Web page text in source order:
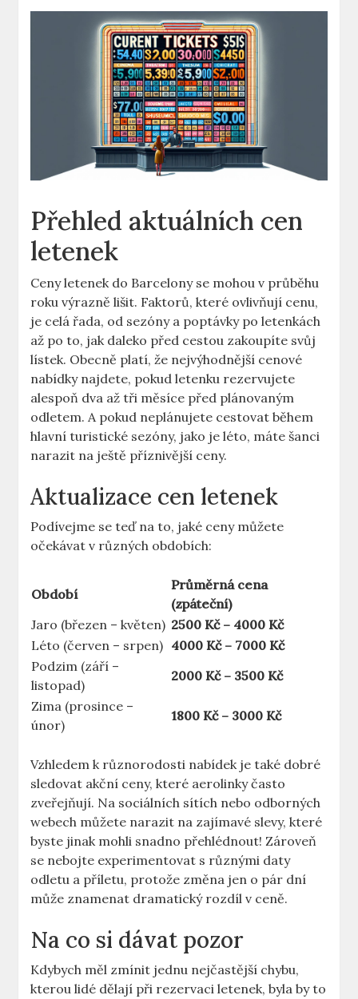
Přehled aktuálních cen
letenek
Ceny letenek do Barcelony se mohou v průběhu
roku výrazně lišit. Faktorů, které ovlivňují cenu,
je celá řada, od sezóny a poptávky po letenkách
až po to, jak daleko před cestou zakoupíte svůj
lístek. Obecně platí, že nejvýhodnější cenové
nabídky najdete, pokud letenku rezervujete
alespoň dva až tři měsíce před plánovaným
odletem. A pokud neplánujete cestovat během
hlavní turistické sezóny, jako je léto, máte šanci
narazit na ještě příznivější ceny.
Aktualizace cen letenek
Podívejme se teď na to, jaké ceny můžete
očekávat v různých obdobích:
Období
Průměrná cena
(zpáteční)
Jaro (březen – květen) 2500 Kč – 4000 Kč
Léto (červen – srpen) 4000 Kč – 7000 Kč
Podzim (září –
listopad)
2000 Kč – 3500 Kč
Zima (prosince –
únor)
1800 Kč – 3000 Kč
Vzhledem k různorodosti nabídek je také dobré
sledovat akční ceny, které aerolinky často
zveřejňují. Na sociálních sítích nebo odborných
webech můžete narazit na zajímavé slevy, které
byste jinak mohli snadno přehlédnout! Zároveň
se nebojte experimentovat s různými daty
odletu a příletu, protože změna jen o pár dní
může znamenat dramatický rozdíl v ceně.
Na co si dávat pozor
Kdybych měl zmínit jednu nejčastější chybu,
kterou lidé dělají při rezervaci letenek, byla by to